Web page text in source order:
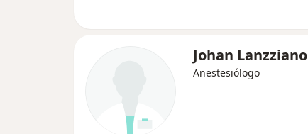
Johan Lanzziano
Anestesiólogo